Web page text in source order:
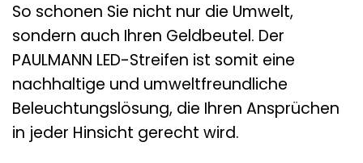
So schonen Sie nicht nur die Umwelt,
sondern auch Ihren Geldbeutel. Der
PAULMANN LED-Streifen ist somit eine
nachhaltige und umweltfreundliche
Beleuchtungslösung, die Ihren Ansprüchen
in jeder Hinsicht gerecht wird.